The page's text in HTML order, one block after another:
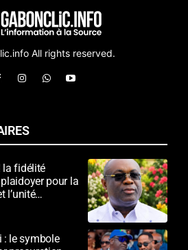
All rights reserved.
la fidélité
pour la
l’unité
: le symbole